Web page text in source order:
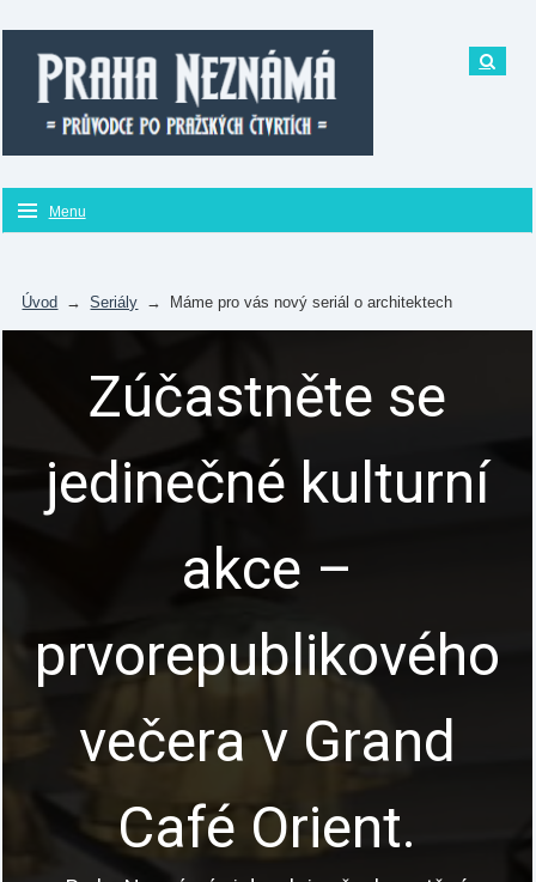
Menu
Úvod → Seriály → Máme pro vás nový seriál o architektech
Zúčastněte se
jedinečné kulturní
akce –
prvorepublikového
večera v Grand
Café Orient.